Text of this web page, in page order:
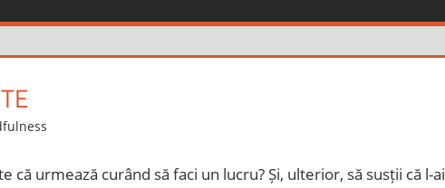
că urmează curând să faci un lucru? Și, ulterior, să susții că l-ai